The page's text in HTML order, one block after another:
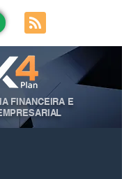
FINANCEIRA E